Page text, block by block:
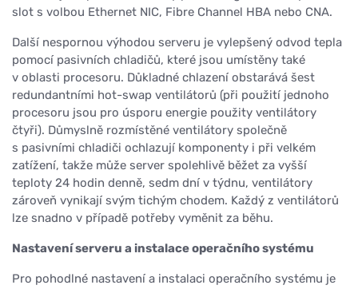
slot s volbou Ethernet NIC, Fibre Channel HBA nebo CNA.
Další nespornou výhodou serveru je vylepšený odvod tepla
pomocí pasivních chladičů, které jsou umístěny také
v oblasti procesoru. Důkladné chlazení obstarává šest
redundantními hot-swap ventilátorů (při použití jednoho
procesoru jsou pro úsporu energie použity ventilátory
čtyři). Důmyslně rozmístěné ventilátory společně
s pasivními chladiči ochlazují komponenty i při velkém
zatížení, takže může server spolehlivě běžet za vyšší
teploty 24 hodin denně, sedm dní v týdnu, ventilátory
zároveň vynikají svým tichým chodem. Každý z ventilátorů
lze snadno v případě potřeby vyměnit za běhu.
Nastavení serveru a instalace operačního systému
Pro pohodlné nastavení a instalaci operačního systému je